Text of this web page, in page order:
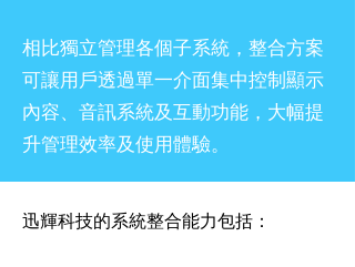
相比獨立管理各個子系統，整合方案
可讓用戶透過單一介面集中控制顯示
內容、音訊系統及互動功能，大幅提
升管理效率及使用體驗。
迅輝科技的系統整合能力包括：